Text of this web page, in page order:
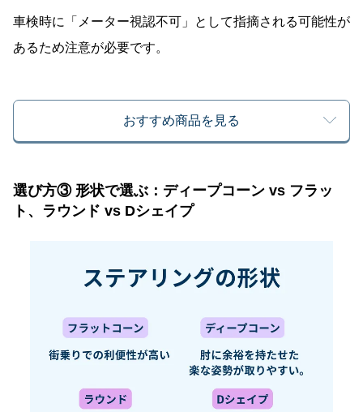
車検時に「メーター視認不可」として指摘される可能性が
あるため注意が必要です。
おすすめ商品を見る
選び方③ 形状で選ぶ：ディープコーン vs フラッ
ト、ラウンド vs Dシェイプ